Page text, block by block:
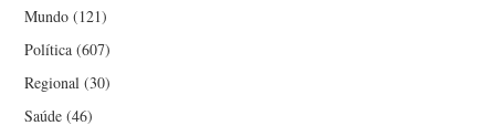
Mundo (121)
Política (607)
Regional (30)
Saúde (46)